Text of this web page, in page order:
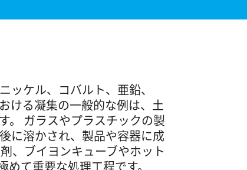
ッケル、コバルト、亜鉛、
ける凝集の一般的な例は、土
。 ガラスやプラスチックの製
に溶かされ、製品や容器に成
、ブイヨンキューブやホット
て重要な処理工程です。